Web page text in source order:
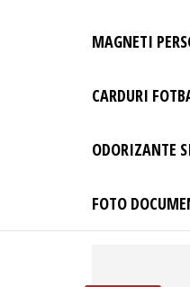
– Accesorii
MAGNETI
CARDURI
ODORIZANTE
FOTO